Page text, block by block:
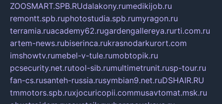
ZOOSMART.SPB.RUdalakony.rumedikijob.ru
remontt.spb.ruphotostudia.spb.rumyragon.ru
terramia.ruacademy62.rugardengallereya.rurti.com.ru
artem-news.rubiserinca.rukrasnodarkurort.com
imshowtv.rumebel-v-tule.rumobtopik.ru
pcsecurity.net.rutool-sib.rumultimetrunit.rusp-tour.ru
fan-cs.rusanteh-russia.rusymbian9.net.ruDSHAIR.RU
tmmotors.spb.ruxjocuricopii.commusavtomat.msk.ru